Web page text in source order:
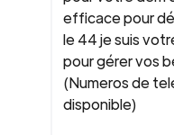
efficace pour
le 44 je suis
pour gérer vos
(Numeros de
disponible)